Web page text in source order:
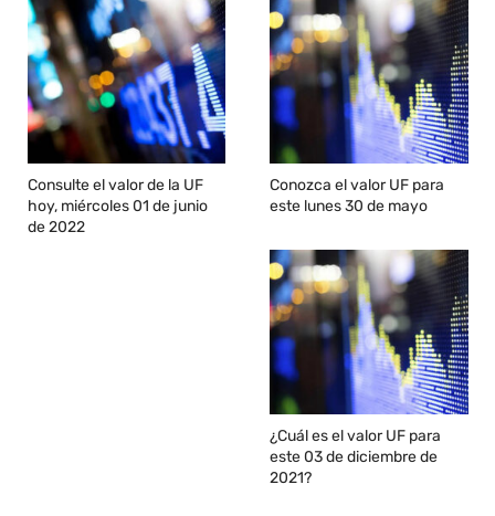
Consulte el valor de la UF
hoy, miércoles 01 de junio
de 2022
Conozca el valor UF para
este lunes 30 de mayo
¿Cuál es el valor UF para
este 03 de diciembre de
2021?